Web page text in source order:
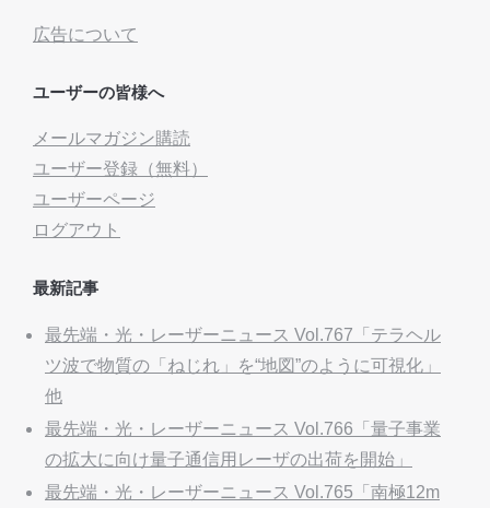
広告について
ユーザーの皆様へ
メールマガジン購読
ユーザー登録（無料）
ユーザーページ
ログアウト
最新記事
最先端・光・レーザーニュース Vol.767「テラヘル
ツ波で物質の「ねじれ」を“地図”のように可視化」
他
最先端・光・レーザーニュース Vol.766「量子事業
の拡大に向け量子通信用レーザの出荷を開始」
最先端・光・レーザーニュース Vol.765「南極12m